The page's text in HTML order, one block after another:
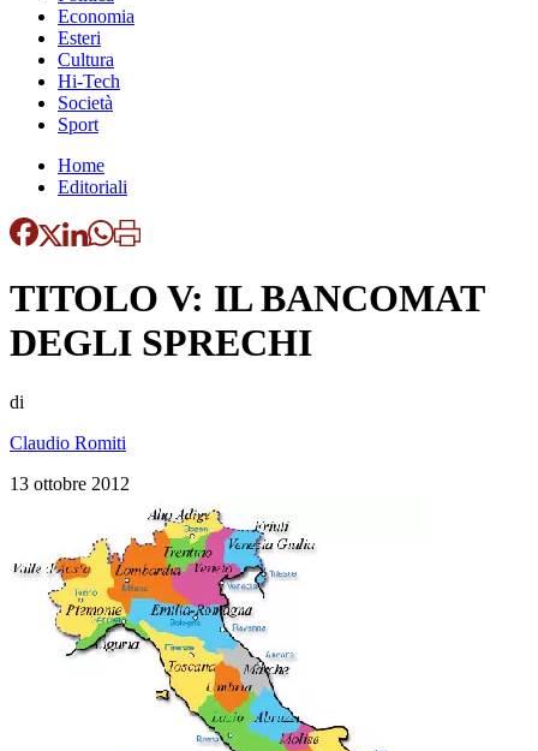
Economia
Esteri
Cultura
Hi-Tech
Società
Sport
Home
Editoriali
TITOLO V: IL BANCOMAT
DEGLI SPRECHI
di
Claudio Romiti
13 ottobre 2012